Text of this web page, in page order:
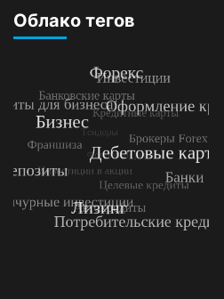
Облако тегов